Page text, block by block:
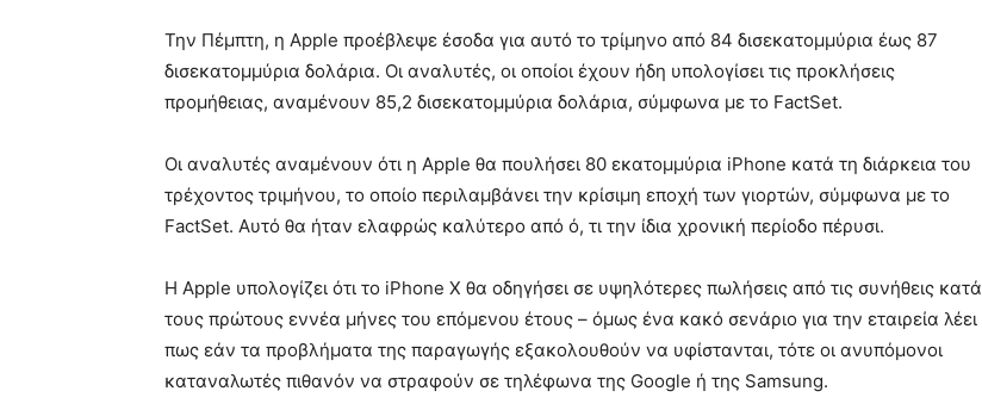
Την Πέμπτη, η Apple προέβλεψε έσοδα για αυτό το τρίμηνο από 84 δισεκατομμύρια έως 87
δισεκατομμύρια δολάρια. Οι αναλυτές, οι οποίοι έχουν ήδη υπολογίσει τις προκλήσεις
προμήθειας, αναμένουν 85,2 δισεκατομμύρια δολάρια, σύμφωνα με το FactSet.
Οι αναλυτές αναμένουν ότι η Apple θα πουλήσει 80 εκατομμύρια iPhone κατά τη διάρκεια του
τρέχοντος τριμήνου, το οποίο περιλαμβάνει την κρίσιμη εποχή των γιορτών, σύμφωνα με το
FactSet. Αυτό θα ήταν ελαφρώς καλύτερο από ό, τι την ίδια χρονική περίοδο πέρυσι.
Η Apple υπολογίζει ότι το iPhone X θα οδηγήσει σε υψηλότερες πωλήσεις από τις συνήθεις κατά
τους πρώτους εννέα μήνες του επόμενου έτους – όμως ένα κακό σενάριο για την εταιρεία λέει
πως εάν τα προβλήματα της παραγωγής εξακολουθούν να υφίστανται, τότε οι ανυπόμονοι
καταναλωτές πιθανόν να στραφούν σε τηλέφωνα της Google ή της Samsung.